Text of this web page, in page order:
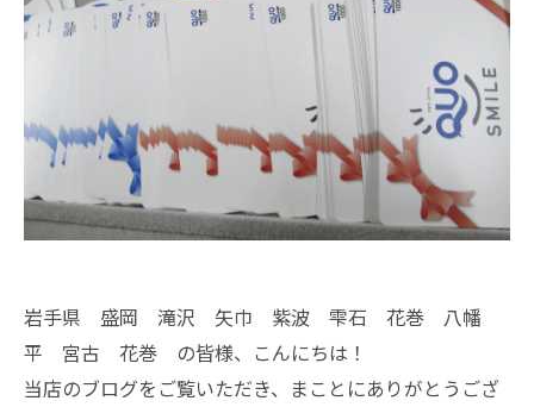
岩手県 盛岡 滝沢 矢巾 紫波 雫石 花巻 八幡
平 宮古 花巻 の皆様、こんにちは！
当店のブログをご覧いただき、まことにありがとうござ